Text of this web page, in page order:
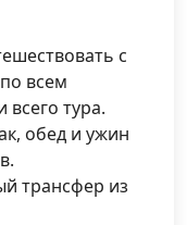
с
всем
тура.
обед и ужин
трансфер из